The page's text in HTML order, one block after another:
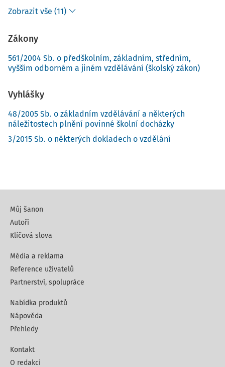
Zobrazit vše (11)
Zákony
561/2004 Sb. o předškolním, základním, středním,
vyšším odborném a jiném vzdělávání (školský zákon)
Vyhlášky
48/2005 Sb. o základním vzdělávání a některých
náležitostech plnění povinné školní docházky
3/2015 Sb. o některých dokladech o vzdělání
Můj šanon
Autoři
Klíčová slova
Média a reklama
Reference uživatelů
Partnerství, spolupráce
Nabídka produktů
Nápověda
Přehledy
Kontakt
O redakci